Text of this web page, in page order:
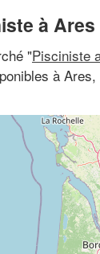
à Ares
"Pisciniste
à Ares,